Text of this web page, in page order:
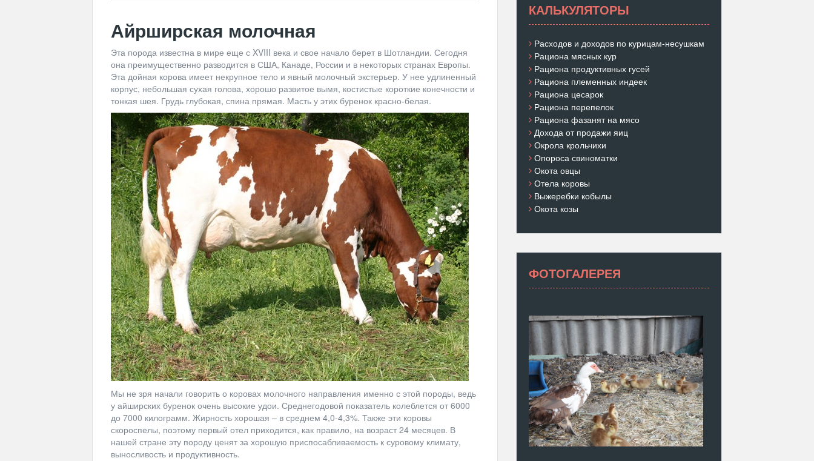
Айрширская молочная
Эта порода известна в мире еще с XVIII века и свое начало берет в Шотландии. Сегодня
она преимущественно разводится в США, Канаде, России и в некоторых странах Европы.
Эта дойная корова имеет некрупное тело и явный молочный экстерьер. У нее удлиненный
корпус, небольшая сухая голова, хорошо развитое вымя, костистые короткие конечности и
тонкая шея. Грудь глубокая, спина прямая. Масть у этих буренок красно-белая.
Мы не зря начали говорить о коровах молочного направления именно с этой породы, ведь
у айширских буренок очень высокие удои. Среднегодовой показатель колеблется от 6000
до 7000 килограмм. Жирность хорошая – в среднем 4,0-4,3%. Также эти коровы
скороспелы, поэтому первый отел приходится, как правило, на возраст 24 месяцев. В
нашей стране эту породу ценят за хорошую приспосабливаемость к суровому климату,
выносливость и продуктивность.
КАЛЬКУЛЯТОРЫ
Расходов и доходов по курицам-несушкам
Рациона мясных кур
Рациона продуктивных гусей
Рациона племенных индеек
Рациона цесарок
Рациона перепелок
Рациона фазанят на мясо
Дохода от продажи яиц
Окрола крольчихи
Опороса свиноматки
Окота овцы
Отела коровы
Выжеребки кобылы
Окота козы
ФОТОГАЛЕРЕЯ